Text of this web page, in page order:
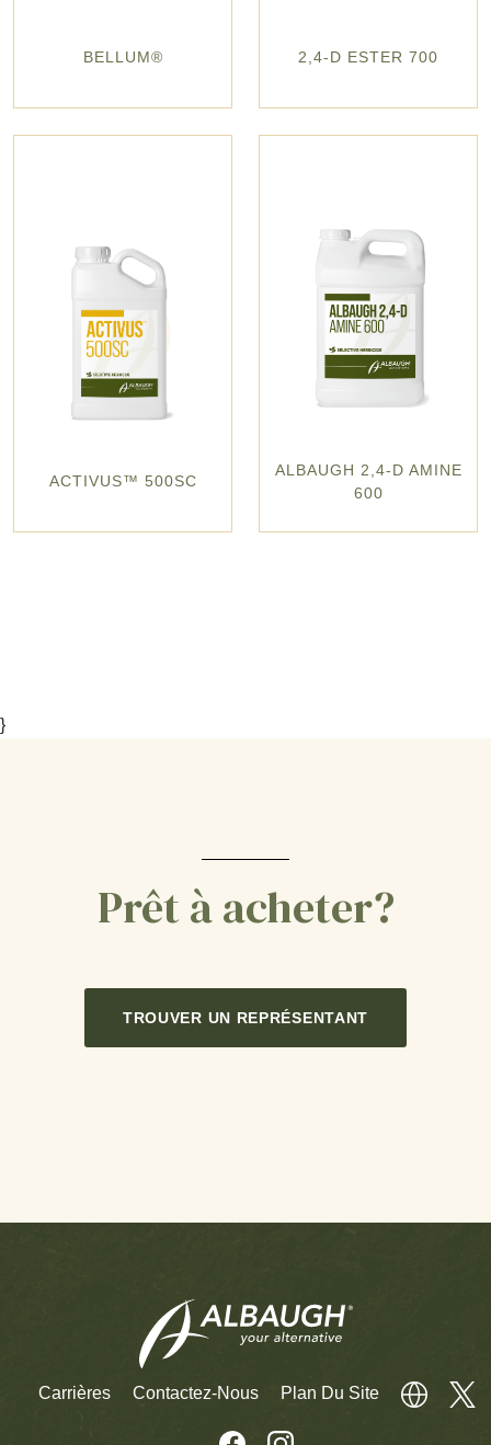
BELLUM® 2,4-D ESTER 700
ACTIVUS™ 500SC
ALBAUGH 2,4-D AMINE
600
}
Prêt à acheter?
TROUVER UN REPRÉSENTANT
Carrières Contactez-Nous Plan Du Site